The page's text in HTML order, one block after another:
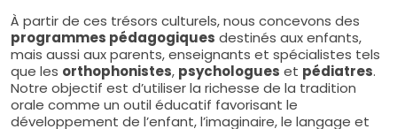
À partir de ces trésors culturels, nous concevons des
programmes pédagogiques destinés aux enfants,
mais aussi aux parents, enseignants et spécialistes tels
que les orthophonistes, psychologues et pédiatres.
Notre objectif est d’utiliser la richesse de la tradition
orale comme un outil éducatif favorisant le
développement de l’enfant, l’imaginaire, le langage et